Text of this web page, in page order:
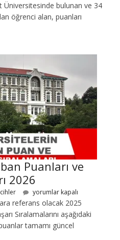
Üniversitesinde bulunan ve 34
öğrenci alan, puanları
Puanları ve
2026
yorumlar kapalı
referans olacak 2025
Sıralamalarını aşağıdaki
tamamı güncel